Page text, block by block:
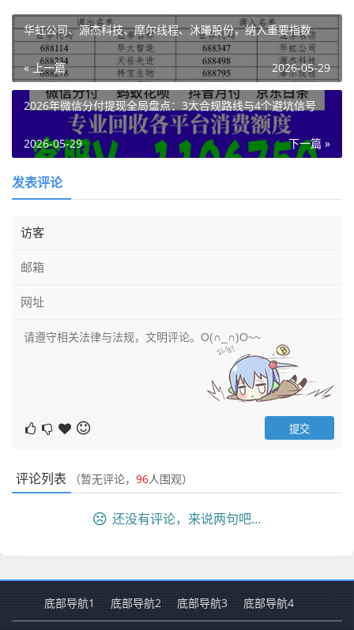
华虹公司、源杰科技、摩尔线程、沐曦股份，纳入重要指数
« 上一篇 2026-05-29
2026年微信分付提现全局盘点：3大合规路线与4个避坑信号
下一篇 »
2026-05-29
发表评论
评论列表 （暂无评论， 96人围观）
还没有评论，来说两句吧...
底部导航1 底部导航2 底部导航3 底部导航4